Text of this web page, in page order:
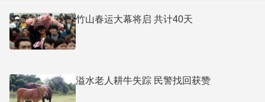
竹山春运大幕将启 共计40天
溢水老人耕牛失踪 民警找回获赞